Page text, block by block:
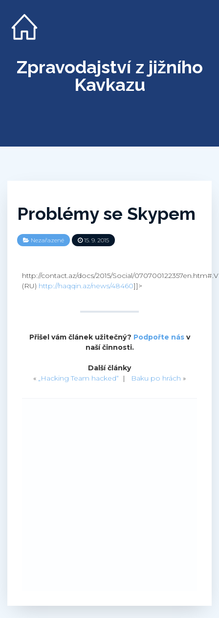
Zpravodajství z jižního
Kavkazu
Problémy se Skypem
Nezařazené 15. 9. 2015
http://contact.az/docs/2015/Social/
(RU) http://haqqin.az/news/48460]]>
Přišel vám článek užitečný? Podpořte násv
naší činnosti.
Další články
« „Hacking Team hacked“ | Baku po hrách »